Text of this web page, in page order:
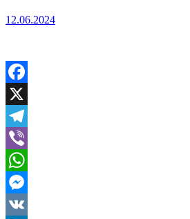
12.06.2024
Facebook
X
Telegram
Viber
WhatsApp
Messenger